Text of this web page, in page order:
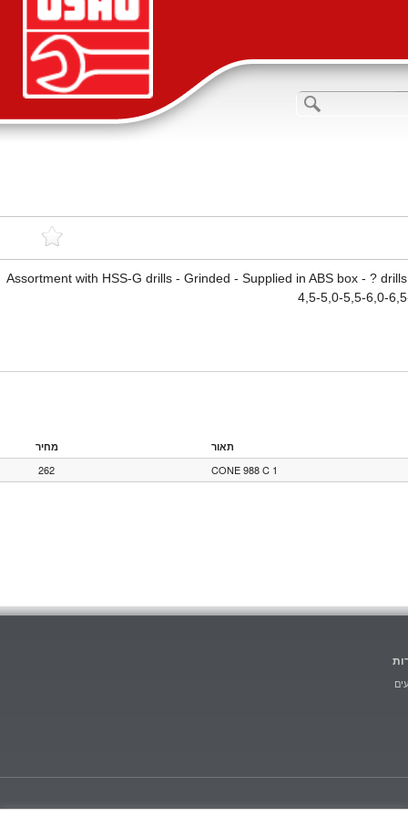
Assortment with HSS-G drills - Grinded - Supplied in ABS box - ?
4,5-5,0-5,5-6,0-
תאור מחיר
CONE 988 C 1
262